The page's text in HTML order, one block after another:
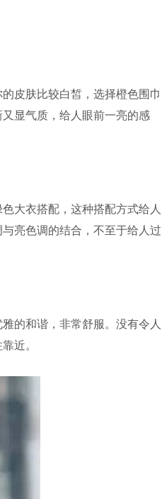
皮肤比较白皙，选择橙色围巾
显气质，给人眼前一亮的感
大衣搭配，这种搭配方式给人
亮色调的结合，不至于给人过
的和谐，非常舒服。没有令人
近。